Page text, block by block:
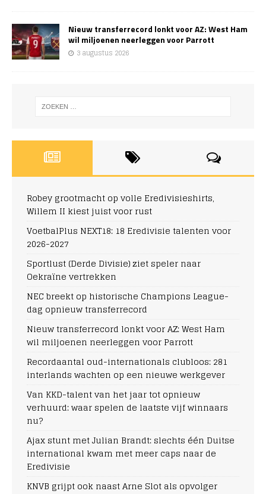
Nieuw transferrecord lonkt voor AZ: West Ham
wil miljoenen neerleggen voor Parrott
3 augustus 2026
Robey grootmacht op volle Eredivisieshirts,
Willem II kiest juist voor rust
VoetbalPlus NEXT18: 18 Eredivisie talenten voor
2026-2027
Sportlust (Derde Divisie) ziet speler naar
Oekraïne vertrekken
NEC breekt op historische Champions League-
dag opnieuw transferrecord
Nieuw transferrecord lonkt voor AZ: West Ham
wil miljoenen neerleggen voor Parrott
Recordaantal oud-internationals clubloos: 281
interlands wachten op een nieuwe werkgever
Van KKD-talent van het jaar tot opnieuw
verhuurd: waar spelen de laatste vijf winnaars
nu?
Ajax stunt met Julian Brandt: slechts één Duitse
international kwam met meer caps naar de
Eredivisie
KNVB grijpt ook naast Arne Slot als opvolger